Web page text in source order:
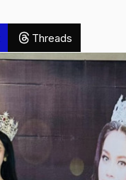
Threads